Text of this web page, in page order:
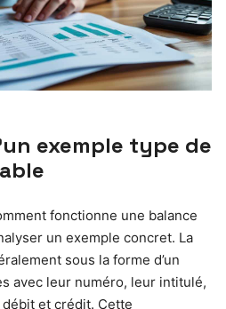
exemple type de
fonctionne une balance
un exemple concret. La
sous la forme d’un
avec leur numéro, leur intitulé,
et crédit. Cette